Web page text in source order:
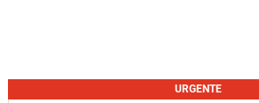
URGENTE